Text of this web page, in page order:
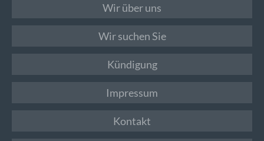
Wir über uns
Wir suchen Sie
Kündigung
Impressum
Kontakt